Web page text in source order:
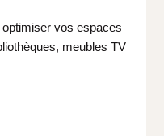
vos espaces
meubles TV